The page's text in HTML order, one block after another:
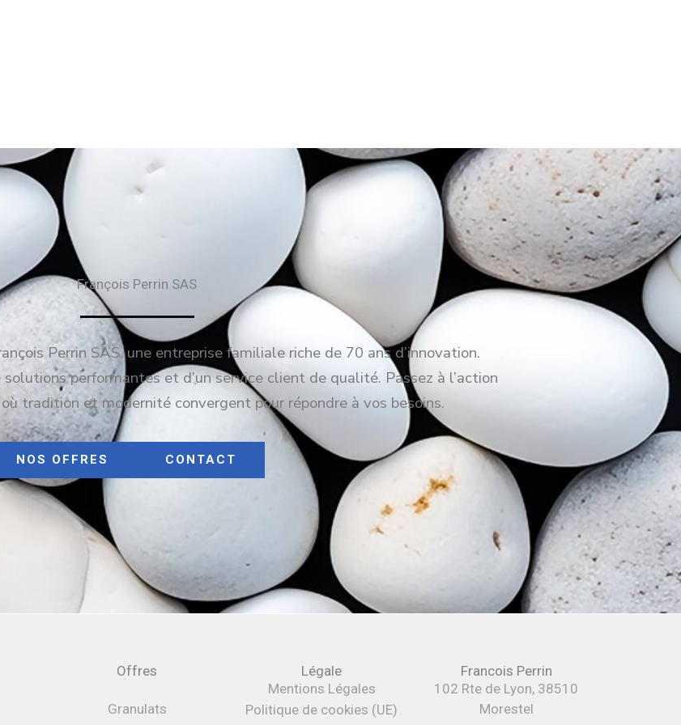
François Perrin SAS
Perrin SAS, une entreprise familiale riche de 70 ans d’innovation.
performantes et d’un service client de qualité. Passez à l’action
tradition et modernité convergent pour répondre à vos besoins.
NOS OFFRES CONTACT
Offres
Granulats
Légale
Mentions Légales
Politique de cookies (UE)
Francois Perrin
102 Rte de Lyon, 38510
Morestel